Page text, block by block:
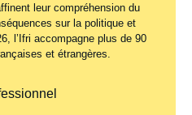
leur compréhension du
sur la politique et
l’Ifri accompagne plus de 90
et étrangères.